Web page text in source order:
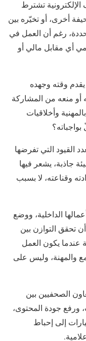
تشترط
أخرى، أو تخيّره بين
رغم أن العمل في
أي مقابل مالي أو
وقته وجهده
أو منعه من المشاركة
وأخلاقيات
القيود التي تفرضها
جاذبة، يشعر فيها
وقناعته، لا بسبب
الداخلية، ووضع
تحقق التوازن بين
يكون العمل
والمهنة، وليس على
الصحفيين بين
ورفع جودة المحتوى،
إلى إحباط